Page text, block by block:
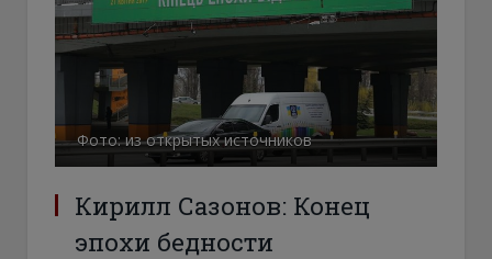
Фото: из открытых источников
Кирилл Сазонов: Конец
эпохи бедности